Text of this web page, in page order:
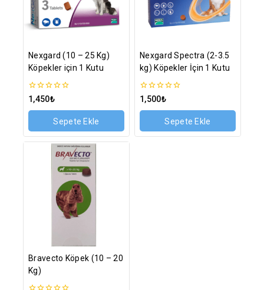
Nexgard (10 – 25 Kg)
Köpekler için 1 Kutu
0
üzerinden
1,450₺
Sepete Ekle
Nexgard Spectra (2-3.5
kg) Köpekler İçin 1 Kutu
0
üzerinden
1,500₺
Sepete Ekle
Bravecto Köpek (10 – 20
Kg)